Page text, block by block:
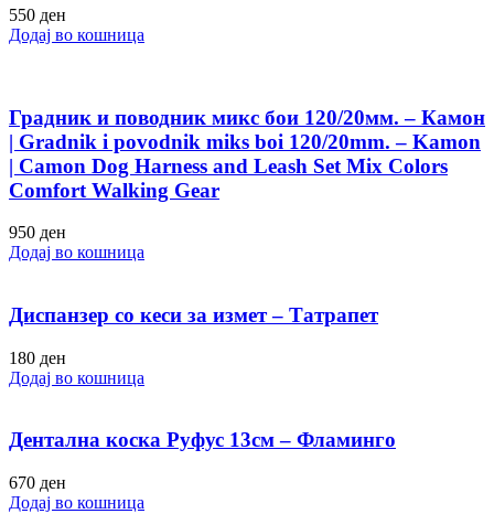
550 ден
Додај во кошница
Градник и поводник микс бои 120/20мм. – Камон
| Gradnik i povodnik miks boi 120/20mm. – Kamon
| Camon Dog Harness and Leash Set Mix Colors
Comfort Walking Gear
950 ден
Додај во кошница
Диспанзер со кеси за измет – Татрапет
180 ден
Додај во кошница
Дентална коска Руфус 13см – Фламинго
670 ден
Додај во кошница